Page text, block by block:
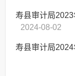
寿县审计局2023
2024-08-02
寿县审计局